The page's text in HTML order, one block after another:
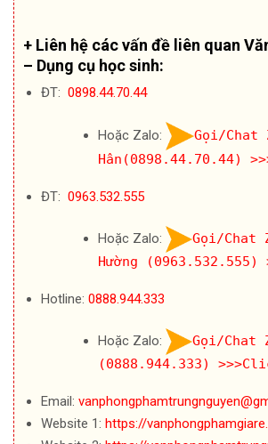
+ Liên hệ các vấn đề liên quan
– Dụng cụ học sinh:
ĐT: 0898.44.70.44
Hoặc Zalo:
Gọi/Chat
Hân(0898.44.70.44)
ĐT: 0963.532.555
Hoặc Zalo:
Gọi/Chat
Hường (0963.532.555)
Hotline: 0888.944.333
Hoặc Zalo:
Gọi/Chat
(0888.944.333)
Email:
Website 1: https://